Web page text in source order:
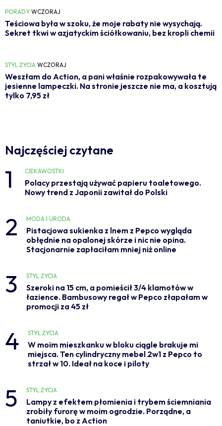
PORADY WCZORAJ
Teściowa była w szoku, że moje rabaty nie wysychają.
Sekret tkwi w azjatyckim ściółkowaniu, bez kropli chemii
STYL ŻYCIA WCZORAJ
Weszłam do Action, a pani właśnie rozpakowywała te
jesienne lampeczki. Na stronie jeszcze nie ma, a kosztują
tylko 7,95 zł
Najczęściej czytane
1 CIEKAWOSTKI
Polacy przestają używać papieru toaletowego.
Nowy trend z Japonii zawitał do Polski
2 MODA I URODA
Pistacjowa sukienka z lnem z Pepco wygląda
obłędnie na opalonej skórze i nic nie opina.
Stacjonarnie zapłaciłam mniej niż online
3 STYL ŻYCIA
Szeroki na 15 cm, a pomieścił 3/4 klamotów w
łazience. Bambusowy regał w Pepco złapałam w
promocji za 45 zł
4 STYL ŻYCIA
W moim mieszkanku w bloku ciągle brakuje mi
miejsca. Ten cylindryczny mebel 2w1 z Pepco to
strzał w 10. Ideał na koce i piloty
5 STYL ŻYCIA
Lampy z efektem płomienia i trybem ściemniania
zrobiły furorę w moim ogrodzie. Porządne, a
taniutkie, bo z Action